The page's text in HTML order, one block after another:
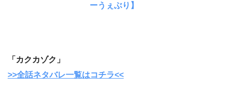
ーうぇぶり】
「カクカゾク」
>>全話ネタバレ一覧はコチラ<<